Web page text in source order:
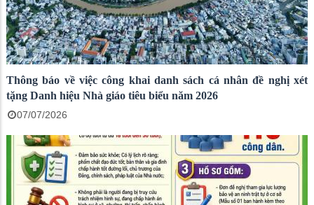
Thông báo về việc công khai danh sách cá nhân đề nghị xét
tặng Danh hiệu Nhà giáo tiêu biểu năm 2026
07/07/2026